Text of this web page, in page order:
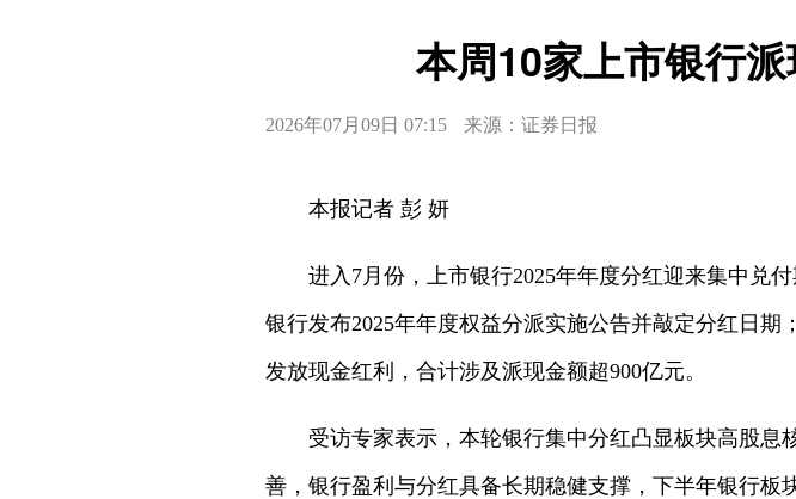
本周10家上市银行
2026年07月09日 07:15 来源：证券日报
本报记者 彭 妍
进入7月份，上市银行2025年年度分红迎来集中兑
银行发布2025年年度权益分派实施公告并敲定分红日
发放现金红利，合计涉及派现金额超900亿元。
受访专家表示，本轮银行集中分红凸显板块高股
善，银行盈利与分红具备长期稳健支撑，下半年银行板